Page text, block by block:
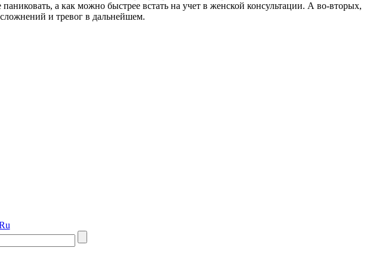
а как можно быстрее встать на учет в женской консультации. А во-вторых,
и тревог в дальнейшем.